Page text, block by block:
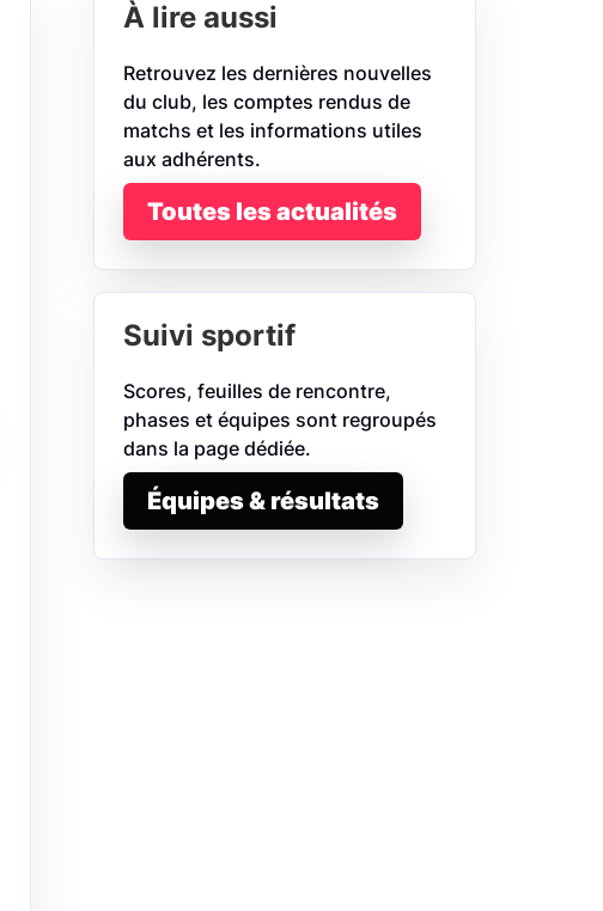
À lire aussi
Retrouvez les dernières nouvelles
du club, les comptes rendus de
matchs et les informations utiles
aux adhérents.
Toutes les actualités
Suivi sportif
Scores, feuilles de rencontre,
phases et équipes sont regroupés
dans la page dédiée.
Équipes & résultats